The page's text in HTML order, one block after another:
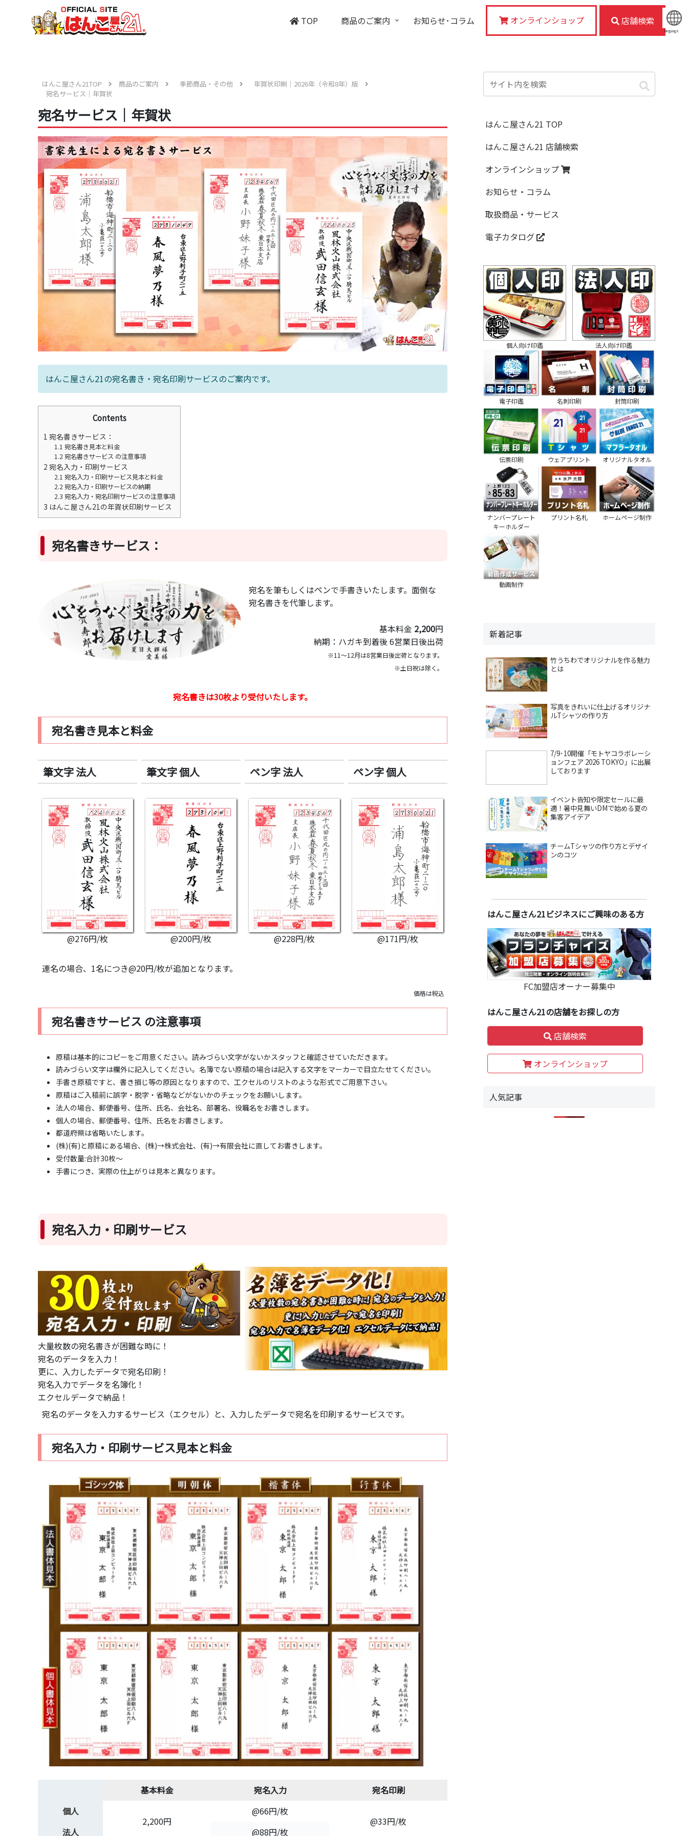
language
TOP 商品のご案内 お知らせ･コラム オンラインショップ 店舗検索
はんこ屋さん21TOP 商品のご案内 季節商品・その他
年賀状印刷｜2026年（令和8年）版
宛名サービス｜年賀状
宛名サービス｜年賀状
はんこ屋さん21の宛名書き・宛名印刷サービスのご案内です。
Contents
1 宛名書きサービス：
1.1 宛名書き見本と料金
1.2宛名書きサービス の注意事項
2 宛名入力・印刷サービス
2.1 宛名入力・印刷サービス見本と料金
2.2宛名入力・印刷サービスの納期
2.3 宛名入力・宛名印刷サービスの注意事項
3 はんこ屋さん21の年賀状印刷サービス
宛名書きサービス：
宛名を筆もしくはペンで手書きいたします。面倒な
宛名書きを代筆します。
基本料金 2,200円
納期：ハガキ到着後 6営業日後出荷
※11～12月は8営業日後出荷となります。
※土日祝は除く。
宛名書きは30枚より受付いたします。
宛名書き見本と料金
筆文字 法人
@276円/枚
筆文字 個人
@200円/枚
ペン字 法人
@228円/枚
ペン字 個人
@171円/枚
連名の場合、1名につき@20円/枚が追加となります。
価格は税込
宛名書きサービス の注意事項
原稿は基本的にコピーをご用意ください。読みづらい文字がないかスタッフと確認させていただきます。
読みづらい文字は欄外に記入してください。名簿でない原稿の場合は記入する文字をマーカーで目立たせてください。
手書き原稿ですと、書き損じ等の原因となりますので、工クセルのリストのような形式でご用意下さい。
原稿はご入稿前に誤字・脱字・省略などがないかのチェックをお願いします。
法人の場合、郵便番号、住所、氏名、会社名、部署名、役職名をお書きします。
個人の場合、郵便番号、住所、氏名をお書きします。
都道府県は省略いたします。
(株)(有)と原稿にある場合、(株)→株式会社、(有)→有限会社に直してお書きします。
受付数量:合計30枚～
手書につき、実際の仕上がりは見本と異なります。
宛名入力・印刷サービス
大量枚数の宛名書きが困難な時に！
宛名のデータを入力！
更に、入力したデータで宛名印刷！
宛名入力でデータを名簿化！
エクセルデータで納品！
宛名のデータを入力するサービス（エクセル）と、入力したデータで宛名を印刷するサービスです。
宛名入力・印刷サービス見本と料金
基本料金 宛名入力
宛名印刷
個人
2,200円
@66円/枚
@33円/枚
法人
@88円/枚
はんこ屋さん21 TOP
はんこ屋さん21 店舗検索
オンラインショップ
お知らせ・コラム
取扱商品・サービス
電子カタログ
個人向け印鑑 法人向け印鑑
電子印鑑 名刺印刷 封筒印刷
伝票印刷 ウェアプリント オリジナルタオル
ナンバープレート
キーホルダー
プリント名札 ホームページ制作
動画制作
新着記事
竹うちわでオリジナルを作る魅力
とは
写真をきれいに仕上げるオリジナ
ルTシャツの作り方
7/9･10開催「モトヤコラボレーシ
ョンフェア 2026 TOKYO」に出展
しております
イベント告知や限定セールに最
適！暑中見舞いDMで始める夏の
集客アイデア
チームTシャツの作り方とデザイ
ンのコツ
はんこ屋さん21ビジネスにご興味のある方
FC加盟店オーナー募集中
はんこ屋さん21の店舗をお探しの方
店舗検索
オンラインショップ
人気記事